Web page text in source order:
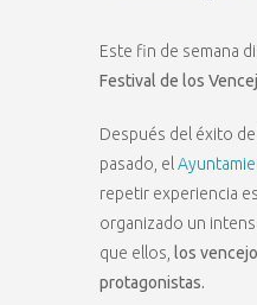
Este fin de semana
Festival de los
Después del éxito
pasado, el
repetir experiencia
organizado un
que ellos, los
protagonistas.